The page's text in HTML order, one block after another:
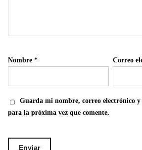
Nombre * Correo
Guarda mi nombre, correo electrónico y
para la próxima vez que comente.